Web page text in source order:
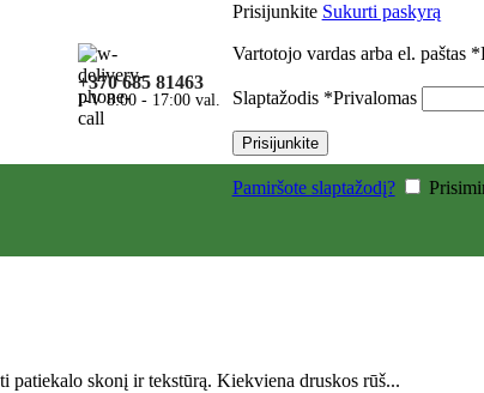
+370 685 81463
I-V 8:00 - 17:00 val.
Prisijunkite Sukurti paskyrą
Vartotojo vardas arba el. paštas *
Slaptažodis *Privalomas
Prisijunkite
Pamiršote slaptažodį?
patiekalo skonį ir tekstūrą. Kiekviena druskos rūš...